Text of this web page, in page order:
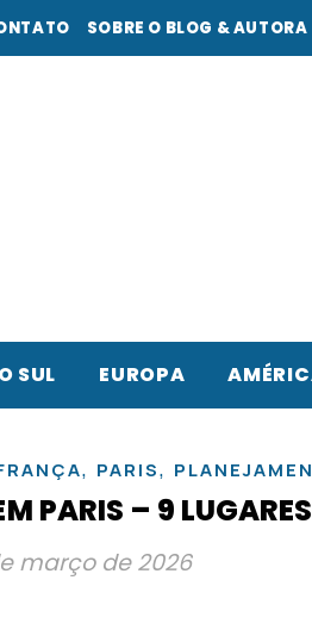
SOBRE O BLOG & AUTORA
SUL EUROPA
, PARIS,
PARIS – 9
março de 2026